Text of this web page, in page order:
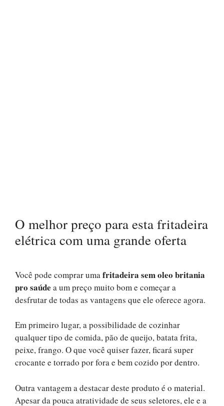
O melhor preço para esta fritadeira
elétrica com uma grande oferta
Você pode comprar uma fritadeira sem oleo britania
pro saúde a um preço muito bom e começar a
desfrutar de todas as vantagens que ele oferece agora.
Em primeiro lugar, a possibilidade de cozinhar
qualquer tipo de comida, pão de queijo, batata frita,
peixe, frango. O que você quiser fazer, ficará super
crocante e torrado por fora e bem cozido por dentro.
Outra vantagem a destacar deste produto é o material.
Apesar da pouca atratividade de seus seletores, ele e a